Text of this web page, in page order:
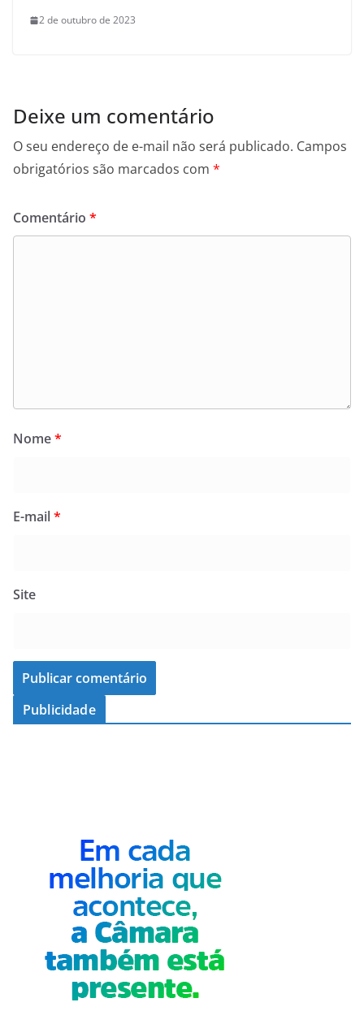
2 de outubro de 2023
Deixe um comentário
O seu endereço de e-mail não será publicado. Campos
obrigatórios são marcados com *
Comentário *
Nome*
E-mail*
Site
Publicidade